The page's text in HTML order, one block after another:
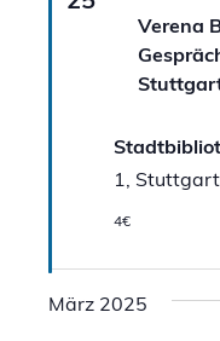
Verena
1,
4€
März 2025